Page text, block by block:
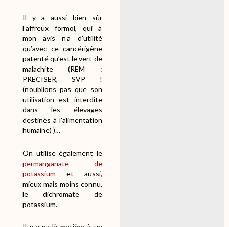
Il y a aussi bien sûr
l’affreux formol, qui à
mon avis n’a d’utilité
qu’avec ce cancérigène
patenté qu’est le vert de
malachite (REM :
PRECISER, SVP !
(n’oublions pas que son
utilisation est interdite
dans les élevages
destinés à l’alimentation
humaine) )…
On utilise également le
permanganate de
potassium et aussi,
mieux mais moins connu,
le dichromate de
potassium.